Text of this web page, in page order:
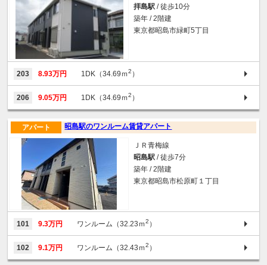
拝島駅 / 徒歩10分
築年 / 2階建
東京都昭島市緑町5丁目
203 8.93万円 1DK（34.69ｍ2 ）
206 9.05万円 1DK（34.69ｍ2 ）
昭島駅のワンルーム賃貸アパート
アパート
ＪＲ青梅線
昭島駅 / 徒歩7分
築年 / 2階建
東京都昭島市松原町１丁目
101 9.3万円 ワンルーム（32.23ｍ2 ）
102 9.1万円 ワンルーム（32.43ｍ2 ）